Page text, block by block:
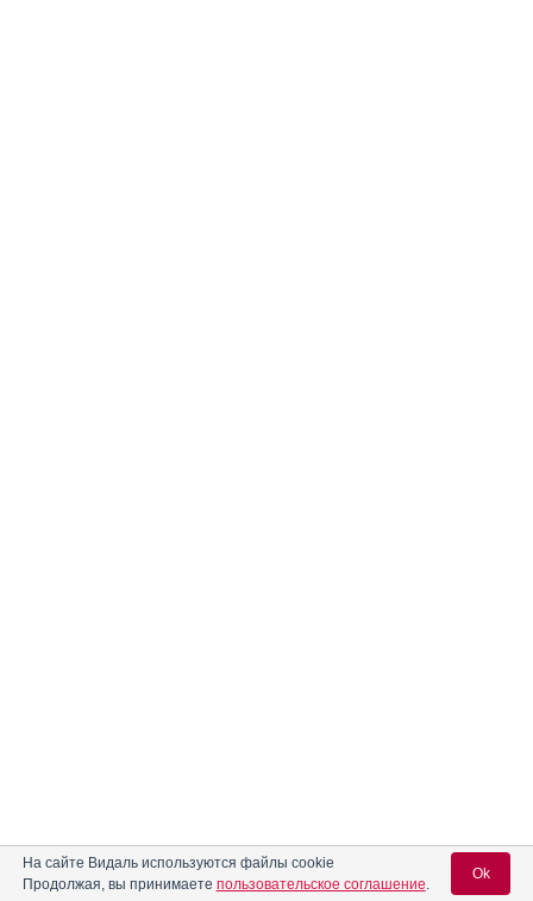
На сайте Видаль используются файлы cookie
Продолжая, вы принимаете пользовательское соглашение.
Ok